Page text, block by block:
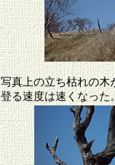
写真上の立ち枯れの木
登る速度は速くなった